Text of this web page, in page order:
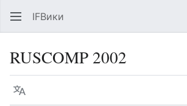
IFВики
RUSCOMP 2002
Язык